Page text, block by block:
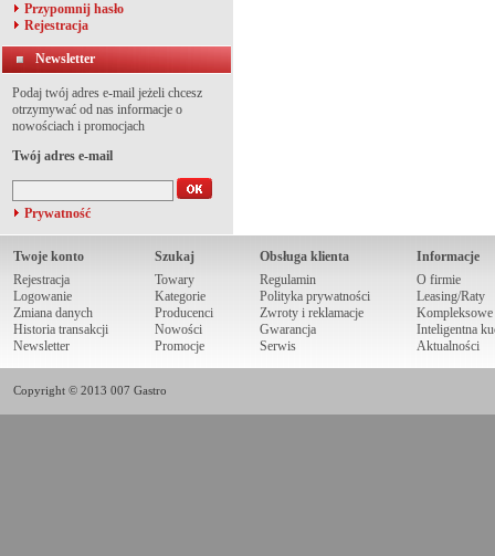
Przypomnij hasło
Rejestracja
Newsletter
Podaj twój adres e-mail jeżeli chcesz
otrzymywać od nas informacje o
nowościach i promocjach
Twój adres e-mail
Prywatność
Twoje konto
Rejestracja
Logowanie
Zmiana danych
Historia transakcji
Newsletter
Szukaj
Towary
Kategorie
Producenci
Nowości
Promocje
Obsługa klienta
Regulamin
Polityka prywatności
Zwroty i reklamacje
Gwarancja
Serwis
Informacje
O firmie
Leasing/Raty
Kompleksowe
Inteligentna
Aktualności
Copyright © 2013 007 Gastro